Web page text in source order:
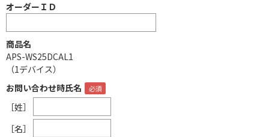
オーダーＩＤ
商品名
APS-WS25DCAL1
（1デバイス）
お問い合わせ時氏名
［姓］
［名］